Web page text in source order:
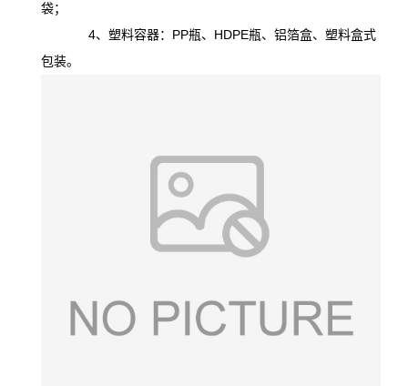
袋；
4、塑料容器：PP瓶、HDPE瓶、铝箔盒、塑料盒式
包装。